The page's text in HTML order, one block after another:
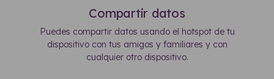
Compartir datos
Puedes compartir datos usando el hotspot de tu
dispositivo con tus amigos y familiares y con
cualquier otro dispositivo.